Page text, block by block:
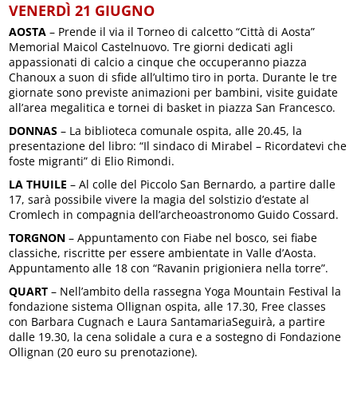
VENERDÌ 21 GIUGNO
AOSTA – Prende il via il Torneo di calcetto “Città di Aosta”
Memorial Maicol Castelnuovo. Tre giorni dedicati agli
appassionati di calcio a cinque che occuperanno piazza
Chanoux a suon di sfide all’ultimo tiro in porta. Durante le tre
giornate sono previste animazioni per bambini, visite guidate
all’area megalitica e tornei di basket in piazza San Francesco.
DONNAS – La biblioteca comunale ospita, alle 20.45, la
presentazione del libro: “Il sindaco di Mirabel – Ricordatevi che
foste migranti” di Elio Rimondi.
LA THUILE – Al colle del Piccolo San Bernardo, a partire dalle
17, sarà possibile vivere la magia del solstizio d’estate al
Cromlech in compagnia dell’archeoastronomo Guido Cossard.
TORGNON – Appuntamento con Fiabe nel bosco, sei fiabe
classiche, riscritte per essere ambientate in Valle d’Aosta.
Appuntamento alle 18 con “Ravanin prigioniera nella torre”.
QUART – Nell’ambito della rassegna Yoga Mountain Festival la
fondazione sistema Ollignan ospita, alle 17.30, Free classes
con Barbara Cugnach e Laura SantamariaSeguirà, a partire
dalle 19.30, la cena solidale a cura e a sostegno di Fondazione
Ollignan (20 euro su prenotazione).